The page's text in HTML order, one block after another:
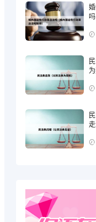
走